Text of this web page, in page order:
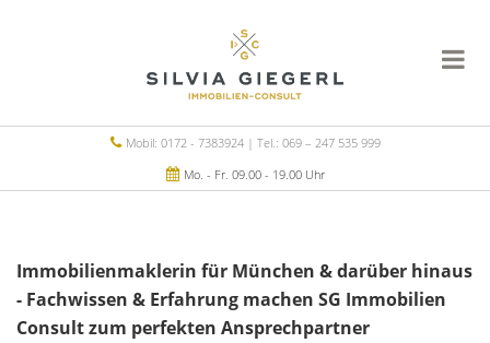
Mobil: 0172 - 7383924 | Tel.: 069 – 247 535 999
Mo. - Fr. 09.00 - 19.00 Uhr
Immobilienmaklerin für München & darüber hinaus
- Fachwissen & Erfahrung machen SG Immobilien
Consult zum perfekten Ansprechpartner